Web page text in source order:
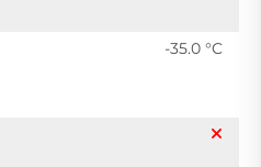
-35.0 °C